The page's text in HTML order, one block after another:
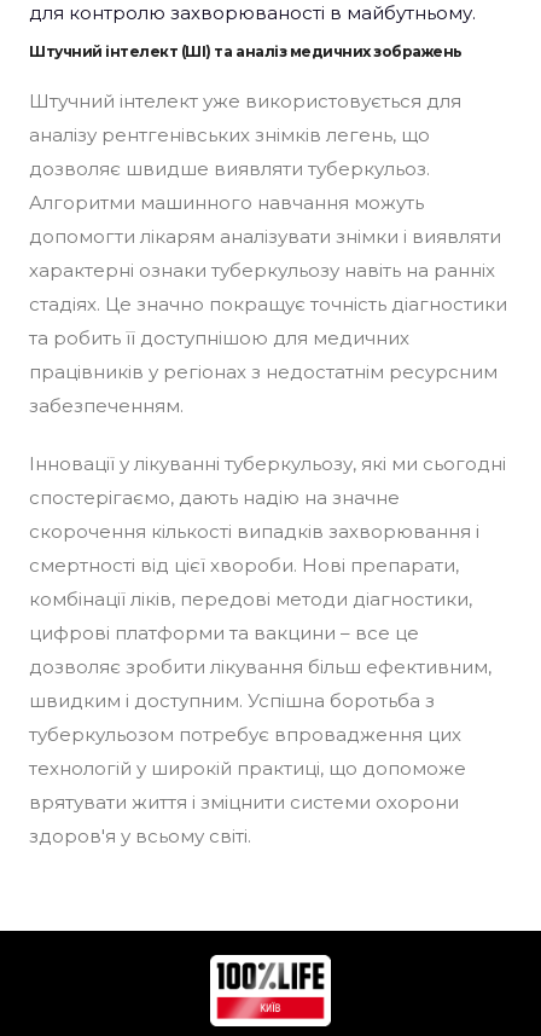
для контролю захворюваності в майбутньому.
Штучний інтелект (ШІ) та аналіз медичних зображень
Штучний інтелект уже використовується для
аналізу рентгенівських знімків легень, що
дозволяє швидше виявляти туберкульоз.
Алгоритми машинного навчання можуть
допомогти лікарям аналізувати знімки і виявляти
характерні ознаки туберкульозу навіть на ранніх
стадіях. Це значно покращує точність діагностики
та робить її доступнішою для медичних
працівників у регіонах з недостатнім ресурсним
забезпеченням.
Інновації у лікуванні туберкульозу, які ми сьогодні
спостерігаємо, дають надію на значне
скорочення кількості випадків захворювання і
смертності від цієї хвороби. Нові препарати,
комбінації ліків, передові методи діагностики,
цифрові платформи та вакцини – все це
дозволяє зробити лікування більш ефективним,
швидким і доступним. Успішна боротьба з
туберкульозом потребує впровадження цих
технологій у широкій практиці, що допоможе
врятувати життя і зміцнити системи охорони
здоров'я у всьому світі.